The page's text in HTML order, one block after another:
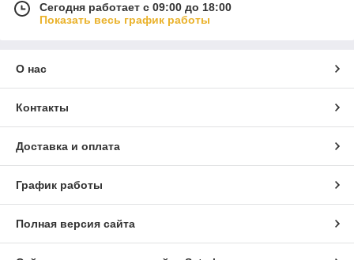
Сегодня работает с 09:00 до 18:00
Показать весь график работы
О нас
Контакты
Доставка и оплата
График работы
Полная версия сайта